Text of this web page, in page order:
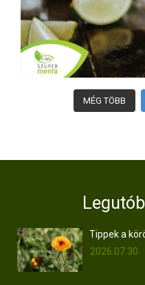
MÉG TÖBB
Tippek a
2026.07.30.